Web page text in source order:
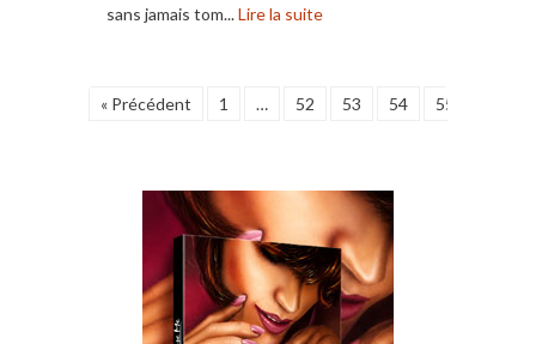
sans jamais tom...Lire la suite
« Précédent 1 … 52 53 54 55